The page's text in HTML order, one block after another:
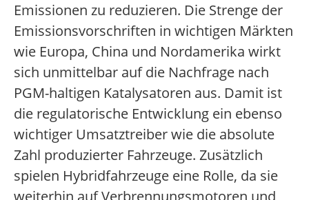
Emissionen zu reduzieren. Die Strenge der
Emissionsvorschriften in wichtigen Märkten
wie Europa, China und Nordamerika wirkt
sich unmittelbar auf die Nachfrage nach
PGM-haltigen Katalysatoren aus. Damit ist
die regulatorische Entwicklung ein ebenso
wichtiger Umsatztreiber wie die absolute
Zahl produzierter Fahrzeuge. Zusätzlich
spielen Hybridfahrzeuge eine Rolle, da sie